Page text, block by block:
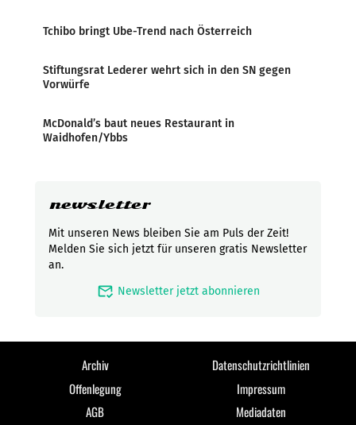
Tchibo bringt Ube-Trend nach Österreich
Stiftungsrat Lederer wehrt sich in den SN gegen
Vorwürfe
McDonald’s baut neues Restaurant in
Waidhofen/Ybbs
newsletter
Mit unseren News bleiben Sie am Puls der Zeit!
Melden Sie sich jetzt für unseren gratis Newsletter
an.
mark_email_read Newsletter jetzt abonnieren
Archiv
Datenschutzrichtlinien
Offenlegung
Impressum
AGB
Mediadaten